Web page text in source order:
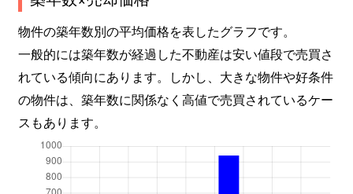
物件の築年数別の平均価格を表したグラフです。
一般的には築年数が経過した不動産は安い値段で売買さ
れている傾向にあります。しかし、大きな物件や好条件
の物件は、築年数に関係なく高値で売買されているケー
スもあります。